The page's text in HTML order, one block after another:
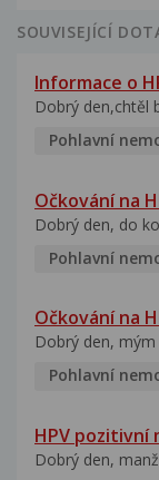
SOUVISEJÍCÍ
Informace o
Dobrý den,chtěl
Pohlavní
Očkování na
Dobrý den, do
Pohlavní
Očkování na
Dobrý den,
Pohlavní
HPV pozitivní
Dobrý den,